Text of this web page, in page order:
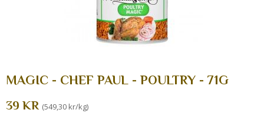
MAGIC - CHEF PAUL - POULTRY - 71G
39 KR (549,30 kr/kg)